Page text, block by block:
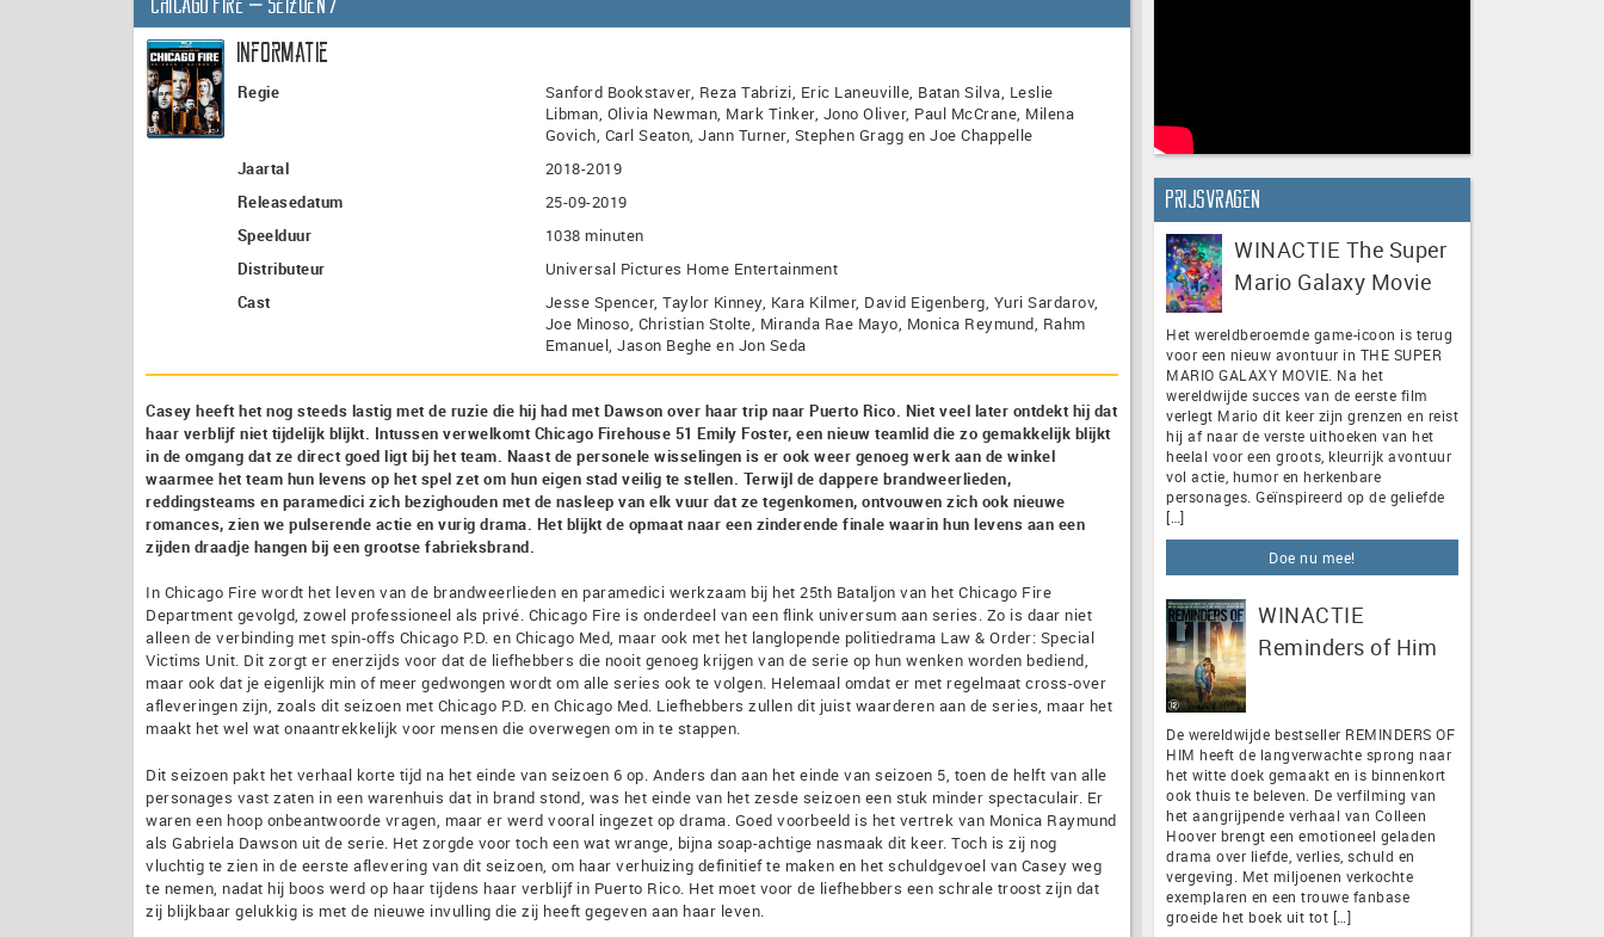
Informatie
Regie
Sanford Bookstaver, Reza Tabrizi, Eric Laneuville, Batan Silva, Leslie
Libman, Olivia Newman, Mark Tinker, Jono Oliver, Paul McCrane, Milena
Govich, Carl Seaton, Jann Turner, Stephen Gragg en Joe Chappelle
Jaartal
2018-2019
Releasedatum
25-09-2019
Speelduur
1038 minuten
Distributeur
Universal Pictures Home Entertainment
Cast
Jesse Spencer, Taylor Kinney, Kara Kilmer, David Eigenberg, Yuri Sardarov,
Joe Minoso, Christian Stolte, Miranda Rae Mayo, Monica Reymund, Rahm
Emanuel, Jason Beghe en Jon Seda
Casey heeft het nog steeds lastig met de ruzie die hij had met Dawson over haar trip naar Puerto Rico. Niet veel later ontdekt hij dat
haar verblijf niet tijdelijk blijkt. Intussen verwelkomt Chicago Firehouse 51 Emily Foster, een nieuw teamlid die zo gemakkelijk blijkt
in de omgang dat ze direct goed ligt bij het team. Naast de personele wisselingen is er ook weer genoeg werk aan de winkel
waarmee het team hun levens op het spel zet om hun eigen stad veilig te stellen. Terwijl de dappere brandweerlieden,
reddingsteams en paramedici zich bezighouden met de nasleep van elk vuur dat ze tegenkomen, ontvouwen zich ook nieuwe
romances, zien we pulserende actie en vurig drama. Het blijkt de opmaat naar een zinderende finale waarin hun levens aan een
zijden draadje hangen bij een grootse fabrieksbrand.
In Chicago Fire wordt het leven van de brandweerlieden en paramedici werkzaam bij het 25th Bataljon van het Chicago Fire
Department gevolgd, zowel professioneel als privé. Chicago Fire is onderdeel van een flink universum aan series. Zo is daar niet
alleen de verbinding met spin-offs Chicago P.D. en Chicago Med, maar ook met het langlopende politiedrama Law & Order: Special
Victims Unit. Dit zorgt er enerzijds voor dat de liefhebbers die nooit genoeg krijgen van de serie op hun wenken worden bediend,
maar ook dat je eigenlijk min of meer gedwongen wordt om alle series ook te volgen. Helemaal omdat er met regelmaat cross-over
afleveringen zijn, zoals dit seizoen met Chicago P.D. en Chicago Med. Liefhebbers zullen dit juist waarderen aan de series, maar het
maakt het wel wat onaantrekkelijk voor mensen die overwegen om in te stappen.
Dit seizoen pakt het verhaal korte tijd na het einde van seizoen 6 op. Anders dan aan het einde van seizoen 5, toen de helft van alle
personages vast zaten in een warenhuis dat in brand stond, was het einde van het zesde seizoen een stuk minder spectaculair. Er
waren een hoop onbeantwoorde vragen, maar er werd vooral ingezet op drama. Goed voorbeeld is het vertrek van Monica Raymund
als Gabriela Dawson uit de serie. Het zorgde voor toch een wat wrange, bijna soap-achtige nasmaak dit keer. Toch is zij nog
vluchtig te zien in de eerste aflevering van dit seizoen, om haar verhuizing definitief te maken en het schuldgevoel van Casey weg
te nemen, nadat hij boos werd op haar tijdens haar verblijf in Puerto Rico. Het moet voor de liefhebbers een schrale troost zijn dat
zij blijkbaar gelukkig is met de nieuwe invulling die zij heeft gegeven aan haar leven.
Prijsvragen
WINACTIE The Super
Mario Galaxy Movie
Het wereldberoemde game-icoon is terug
voor een nieuw avontuur in THE SUPER
MARIO GALAXY MOVIE. Na het
wereldwijde succes van de eerste film
verlegt Mario dit keer zijn grenzen en reist
hij af naar de verste uithoeken van het
heelal voor een groots, kleurrijk avontuur
vol actie, humor en herkenbare
personages. Geïnspireerd op de geliefde
[…]
Doe nu mee!
WINACTIE
Reminders of Him
De wereldwijde bestseller REMINDERS OF
HIM heeft de langverwachte sprong naar
het witte doek gemaakt en is binnenkort
ook thuis te beleven. De verfilming van
het aangrijpende verhaal van Colleen
Hoover brengt een emotioneel geladen
drama over liefde, verlies, schuld en
vergeving. Met miljoenen verkochte
exemplaren en een trouwe fanbase
groeide het boek uit tot […]